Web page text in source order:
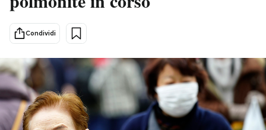
Scienza
Economia
Altrecose
Mondiali calcio 2026
Condividi